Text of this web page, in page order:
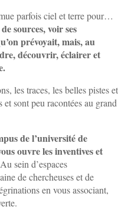
parfois ciel et terre pour…
sources, voir ses
prévoyait, mais, au
découvrir, éclairer et
les traces, les belles pistes et
et sont peu racontées au grand
de l’université de
ouvre les inventives et
Au sein d’espaces
de chercheuses et de
en vous associant,